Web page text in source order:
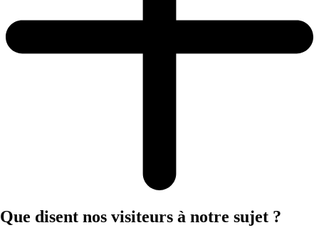
Que disent nos visiteurs à notre sujet ?